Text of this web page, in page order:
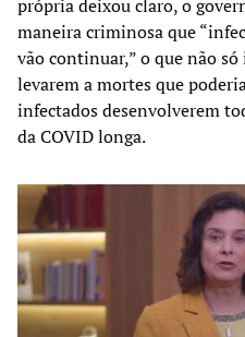
própria deixou claro, o
maneira criminosa que
vão continuar,” o que não
levarem a mortes que
infectados desenvolverem
da COVID longa.